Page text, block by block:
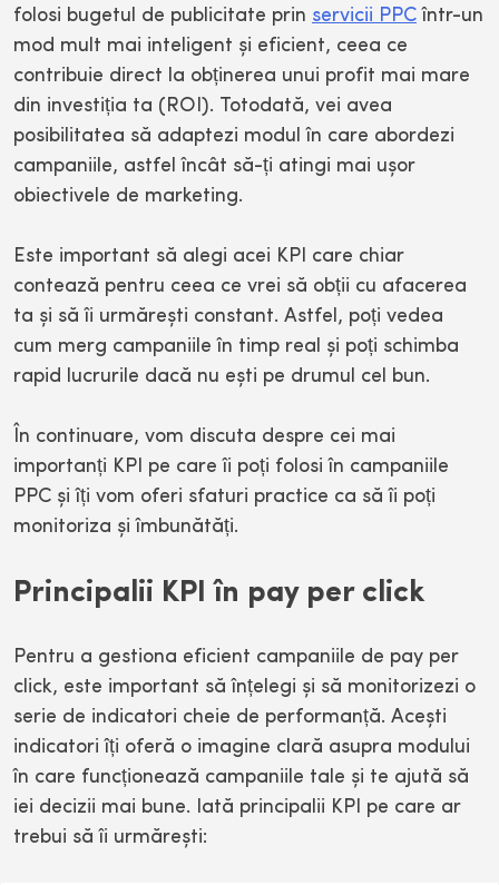
folosi bugetul de publicitate prin servicii PPC într-un
mod mult mai inteligent și eficient, ceea ce
contribuie direct la obținerea unui profit mai mare
din investiția ta (ROI). Totodată, vei avea
posibilitatea să adaptezi modul în care abordezi
campaniile, astfel încât să-ți atingi mai ușor
obiectivele de marketing.
Este important să alegi acei KPI care chiar
contează pentru ceea ce vrei să obții cu afacerea
ta și să îi urmărești constant. Astfel, poți vedea
cum merg campaniile în timp real și poți schimba
rapid lucrurile dacă nu ești pe drumul cel bun.
În continuare, vom discuta despre cei mai
importanți KPI pe care îi poți folosi în campaniile
PPC și îți vom oferi sfaturi practice ca să îi poți
monitoriza și îmbunătăți.
Principalii KPI în pay per click
Pentru a gestiona eficient campaniile de pay per
click, este important să înțelegi și să monitorizezi o
serie de indicatori cheie de performanță. Acești
indicatori îți oferă o imagine clară asupra modului
în care funcționează campaniile tale și te ajută să
iei decizii mai bune. Iată principalii KPI pe care ar
trebui să îi urmărești: